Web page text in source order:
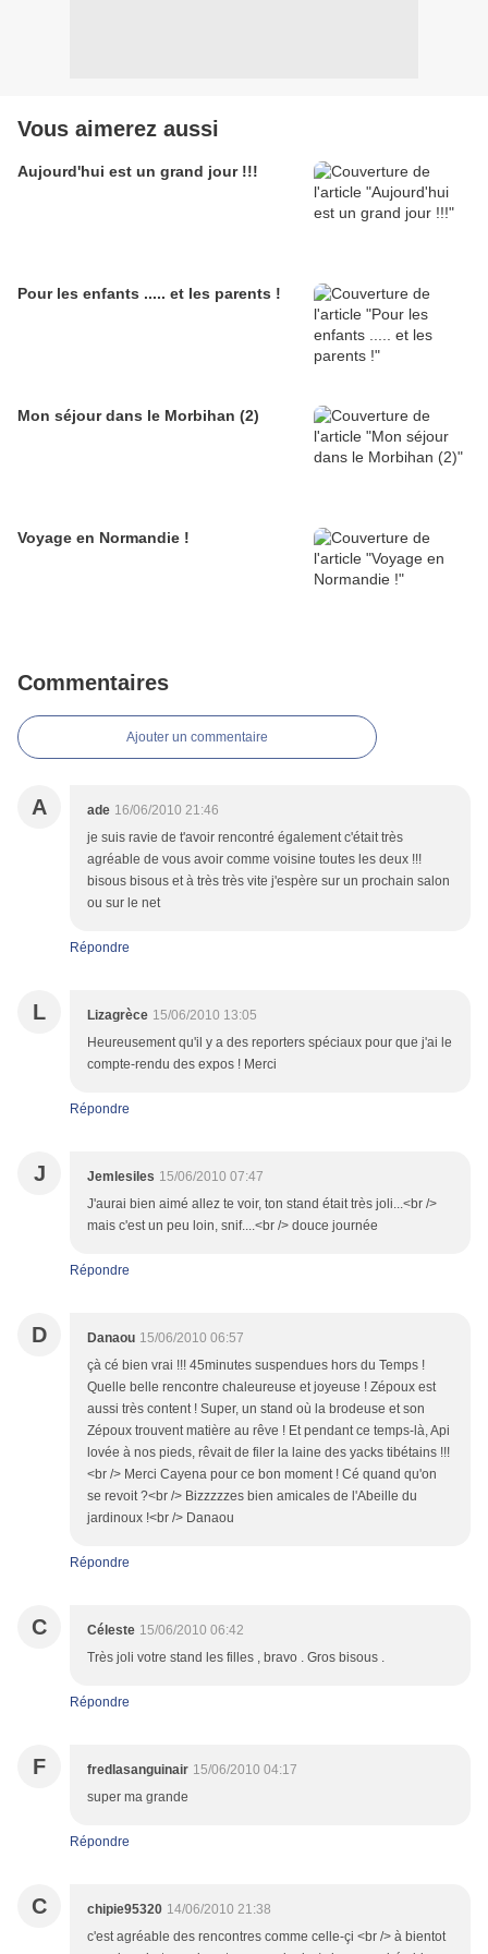
Vous aimerez aussi
Aujourd'hui est un grand jour !!!
Pour les enfants ..... et les parents !
Mon séjour dans le Morbihan (2)
Voyage en Normandie !
Commentaires
Ajouter un commentaire
A ade 16/06/2010 21:46
je suis ravie de t'avoir rencontré également c'était très
agréable de vous avoir comme voisine toutes les deux !!!
bisous bisous et à très très vite j'espère sur un prochain salon
ou sur le net
Répondre
L Lizagrèce 15/06/2010 13:05
Heureusement qu'il y a des reporters spéciaux pour que j'ai le
compte-rendu des expos ! Merci
Répondre
J Jemlesiles 15/06/2010 07:47
J'aurai bien aimé allez te voir, ton stand était très joli...<br />
mais c'est un peu loin, snif....<br /> douce journée
Répondre
D Danaou 15/06/2010 06:57
çà cé bien vrai !!! 45minutes suspendues hors du Temps !
Quelle belle rencontre chaleureuse et joyeuse ! Zépoux est
aussi très content ! Super, un stand où la brodeuse et son
Zépoux trouvent matière au rêve ! Et pendant ce temps-là, Api
lovée à nos pieds, rêvait de filer la laine des yacks tibétains !!!
<br /> Merci Cayena pour ce bon moment ! Cé quand qu'on
se revoit ?<br /> Bizzzzzes bien amicales de l'Abeille du
jardinoux !<br /> Danaou
Répondre
C Céleste 15/06/2010 06:42
Très joli votre stand les filles , bravo . Gros bisous .
Répondre
F fredlasanguinair 15/06/2010 04:17
super ma grande
Répondre
C chipie95320 14/06/2010 21:38
c'est agréable des rencontres comme celle-çi <br /> à bientot